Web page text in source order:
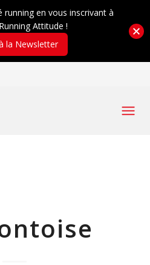
en vous inscrivant à
Attitude !
la Newsletter